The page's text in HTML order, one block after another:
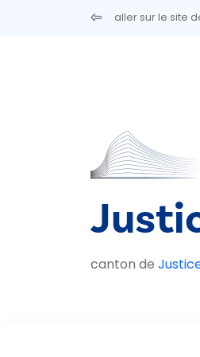
Aller au contenu principal
aller sur le site
canton de